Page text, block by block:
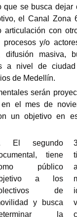
que se busca dejar
el Canal Zona
articulación con
procesos y/o
difusión masiva,
a nivel de
de Medellín.
serán
en el mes de
un objetivo en
El segundo
tiene
público
a los
de
y busca
la